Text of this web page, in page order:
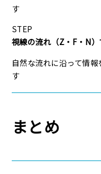
す
STEP
視線の流れ（Z・F・N
自然な流れに沿って情
す
まとめ